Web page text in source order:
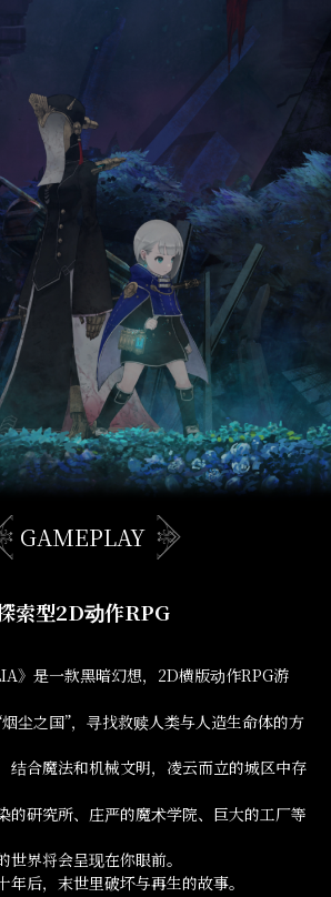
GAMEPLAY
索型2D动作RPG
》是一款黑暗幻想，2D横版动作RPG游
尘之国”，寻找救赎人类与人造生命体的方
结合魔法和机械文明，凌云而立的城区中存
的研究所、庄严的魔术学院、巨大的工厂等
界将会呈现在你眼前。
后，末世里破坏与再生的故事。